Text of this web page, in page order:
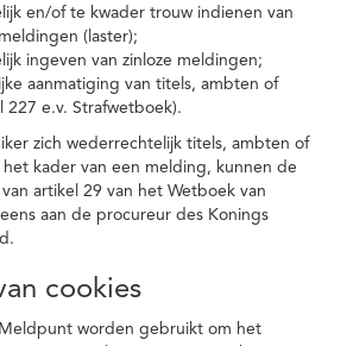
en/of te kwader trouw indienen van
(laster);
ingeven van zinloze meldingen;
aanmatiging van titels, ambten of
227 e.v. Strafwetboek).
zich wederrechtelijk titels, ambten of
kader van een melding, kunnen de
artikel 29 van het Wetboek van
aan de procureur des Konings
cookies
worden gebruikt om het